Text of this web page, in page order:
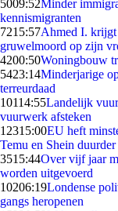
5009:52Minder
kennismigranten
7215:57Ahmed I. krijgt
gruwelmoord op zijn
4200:50Woningbouw
5423:14Minderjarige
terreurdaad
10114:55Landelijk
vuurwerk afsteken
12315:00EU heft
Temu en Shein duurder
3515:44Over vijf jaar
worden uitgevoerd
10206:19Londense
gangs heropenen